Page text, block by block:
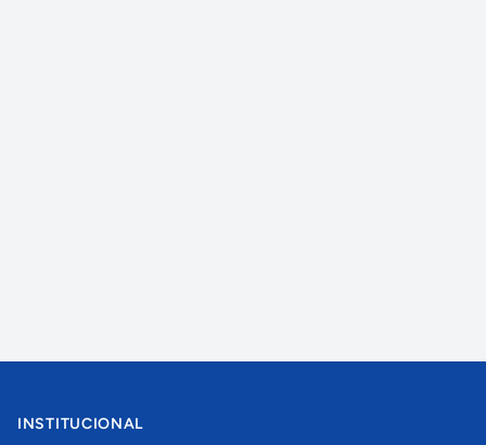
INSTITUCIONAL